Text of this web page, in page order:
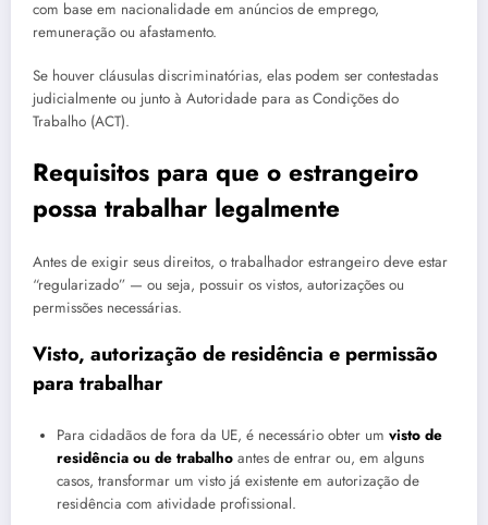
com base em nacionalidade em anúncios de emprego,
remuneração ou afastamento.
Se houver cláusulas discriminatórias, elas podem ser contestadas
judicialmente ou junto à Autoridade para as Condições do
Trabalho (ACT).
Requisitos para que o estrangeiro
possa trabalhar legalmente
Antes de exigir seus direitos, o trabalhador estrangeiro deve estar
“regularizado” — ou seja, possuir os vistos, autorizações ou
permissões necessárias.
Visto, autorização de residência e permissão
para trabalhar
Para cidadãos de fora da UE, é necessário obter um visto de
residência ou de trabalho antes de entrar ou, em alguns
casos, transformar um visto já existente em autorização de
residência com atividade profissional.